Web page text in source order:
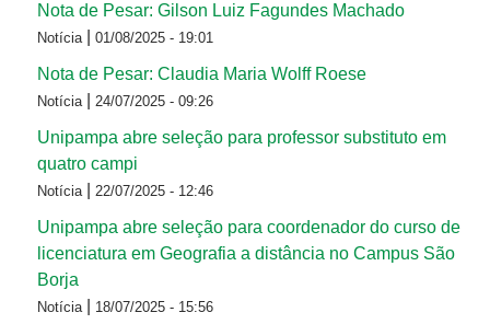
Nota de Pesar: Gilson Luiz Fagundes Machado
Notícia 01/08/2025 - 19:01
Nota de Pesar: Claudia Maria Wolff Roese
Notícia 24/07/2025 - 09:26
Unipampa abre seleção para professor substituto em
quatro campi
Notícia 22/07/2025 - 12:46
Unipampa abre seleção para coordenador do curso de
licenciatura em Geografia a distância no Campus São
Borja
Notícia 18/07/2025 - 15:56